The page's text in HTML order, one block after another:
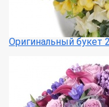
Оригинальный букет